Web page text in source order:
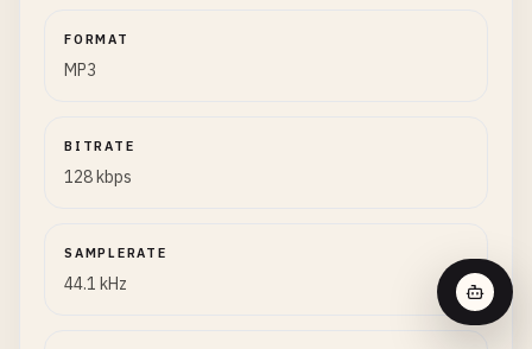
FORMAT
MP3
BITRATE
128 kbps
SAMPLERATE
44.1 kHz